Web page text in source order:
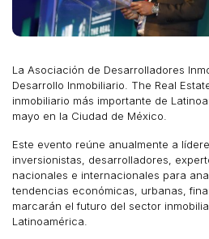
La Asociación de Desarrolladores
Desarrollo Inmobiliario. The Real
inmobiliario más importante de
mayo en la Ciudad de México.
Este evento reúne anualmente a
inversionistas, desarrolladores,
nacionales e internacionales para
tendencias económicas, urbanas,
marcarán el futuro del sector
Latinoamérica.